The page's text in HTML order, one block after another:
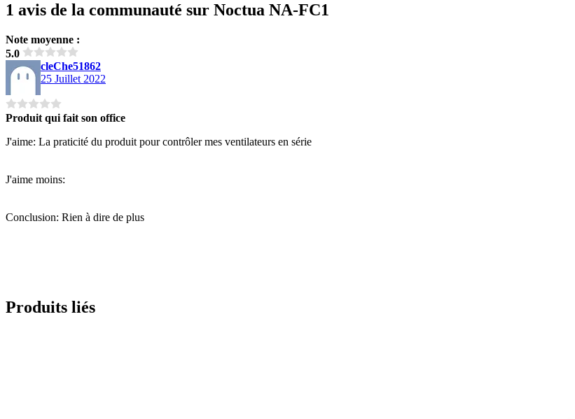
1 avis de la communauté sur Noctua NA-FC1
Note moyenne :
5.0
cleChe51862
25 Juillet 2022
Produit qui fait son office
J'aime: La praticité du produit pour contrôler mes ventilateurs en série
J'aime moins:
Conclusion: Rien à dire de plus
Produits liés